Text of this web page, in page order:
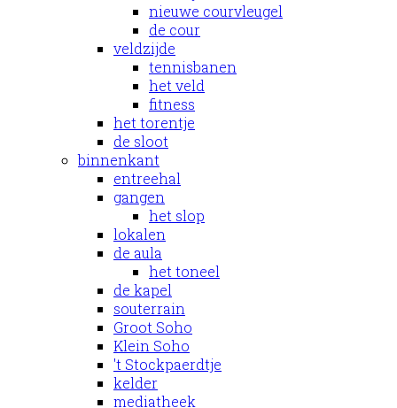
nieuwe courvleugel
de cour
veldzijde
tennisbanen
het veld
fitness
het torentje
de sloot
binnenkant
entreehal
gangen
het slop
lokalen
de aula
het toneel
de kapel
souterrain
Groot Soho
Klein Soho
't Stockpaerdtje
kelder
mediatheek